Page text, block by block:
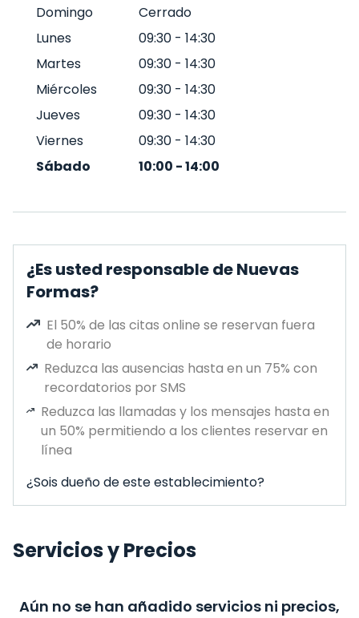
Domingo
Cerrado
Lunes
09:30 - 14:30
Martes
09:30 - 14:30
Miércoles
09:30 - 14:30
Jueves
09:30 - 14:30
Viernes
09:30 - 14:30
Sábado
10:00 -14:00
¿Es usted responsable de Nuevas
Formas?
El 50% de las citas online se reservan fuera
de horario
Reduzca las ausencias hasta en un 75% con
recordatorios por SMS
Reduzca las llamadas y los mensajes hasta en
un 50% permitiendo a los clientes reservar en
línea
¿Sois dueño de este establecimiento?
Servicios y Precios
Aún no se han añadido servicios ni precios,